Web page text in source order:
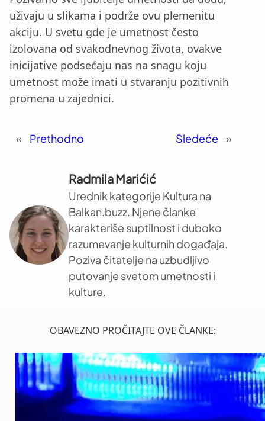
uživaju u slikama i podrže ovu plemenitu
akciju. U svetu gde je umetnost često
izolovana od svakodnevnog života, ovakve
inicijative podsećaju nas na snagu koju
umetnost može imati u stvaranju pozitivnih
promena u zajednici.
« Prethodno Sledeće »
Radmila Marićić
Urednik kategorije Kultura na
Balkan.buzz. Njene članke
karakteriše suptilnost i duboko
razumevanje kulturnih događaja.
Poziva čitatelje na uzbudljivo
putovanje svetom umetnosti i
kulture.
OBAVEZNO PROČITAJTE OVE ČLANKE: